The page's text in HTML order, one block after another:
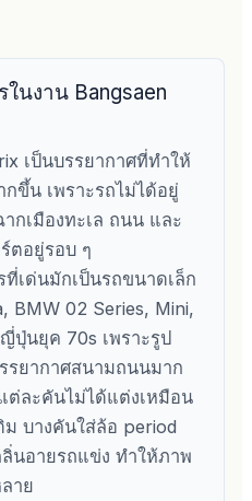
ในงาน Bangsaen
เป็นบรรยากาศที่ทำให้
ขึ้น เพราะรถไม่ได้อยู่
กเมืองทะเล ถนน และ
ตอยู่รอบ ๆ
ที่เด่นมักเป็นรถขนาดเล็ก
BMW 02 Series, Mini,
ปุ่นยุค 70s เพราะรูป
รยากาศสนามถนนมาก
ต่ละคันไม่ได้แต่งเหมือน
บางคันใส่ล้อ period
นอายรถแข่ง ทำให้ภาพ
าย